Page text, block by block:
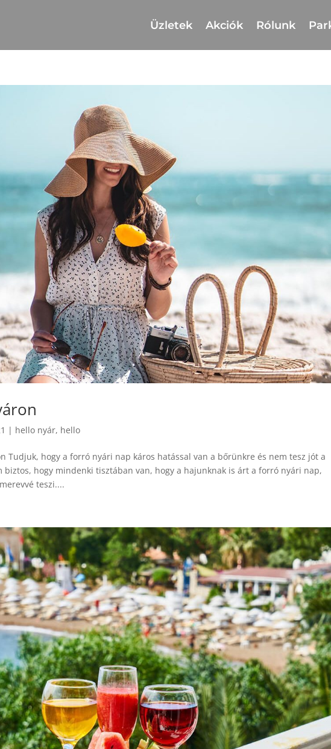
Üzletek Akciók Rólunk
| hello nyár, hello
Tudjuk, hogy a forró nyári nap káros hatással van a bőrünkre és nem tesz jót a
biztos, hogy mindenki tisztában van, hogy a hajunknak is árt a forró nyári nap,
teszi....